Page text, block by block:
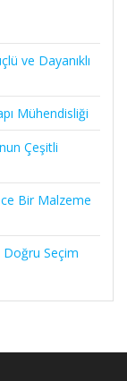
ve Dayanıklı
Mühendisliği
Çeşitli
Bir Malzeme
Seçim